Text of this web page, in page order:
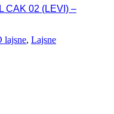
CAK 02 (LEVI) –
lajsne, Lajsne